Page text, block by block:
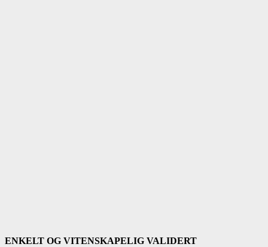
ENKELT OG VITENSKAPELIG VALIDERT